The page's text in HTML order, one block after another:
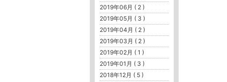
2019年06月 ( 2 )
2019年05月 ( 3 )
2019年04月 ( 2 )
2019年03月 ( 2 )
2019年02月 ( 1 )
2019年01月 ( 3 )
2018年12月 ( 5 )